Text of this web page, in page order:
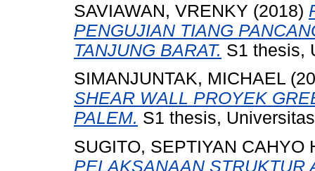
SAVIAWAN, VRENKY (2018)
PENGUJIAN TIANG
TANJUNG BARAT. S1 thesis,
SIMANJUNTAK, MICHAEL
SHEAR WALL PROYEK
PALEM. S1 thesis,
SUGITO, SEPTIYAN CAHYO
PELAKSANAAN STRUKTUR